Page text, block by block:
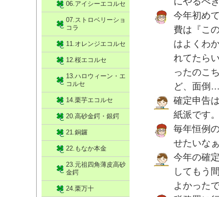
今年初め
費は『こ
はよくわ
れてたら
ったのこ
ど、面倒
確定申告
紙派です
毎年恒例
せたいな
今年の確
してもう
よかった
06.アイシーエコルセ
07.ストロベリーショ
コラ
11.オレンジエコルセ
12.桜エコルセ
13.ハロウィーン・エ
コルセ
14.栗芋エコルセ
20.高砂金鍔・銀鍔
21.銅鑼
22.もなか本金
23.元祖四角薄皮高砂
金鍔
24.栗万十